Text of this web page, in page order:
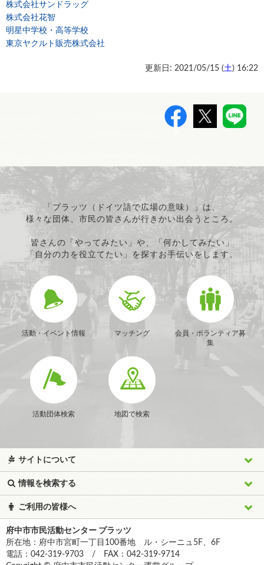
株式会社サンドラッグ
株式会社花智
明星中学校・高等学校
東京ヤクルト販売株式会社
更新日: 2021/05/15 (土) 16:22
「プラッツ（ドイツ語で広場の意味）」は、
様々な団体、市民の皆さんが行きかい出会うところ。
皆さんの「やってみたい」や、「何かしてみたい」
「自分の力を役立てたい」を探すお手伝いをします。
活動・イベント情報 マッチング
会員・ボランティア募
集
活動団体検索 地図で検索
サイトについて
情報を検索する
ご利用の皆様へ
府中市市民活動センター プラッツ
所在地：府中市宮町一丁目100番地 ル・シーニュ5F、6F
電話：042-319-9703 / FAX：042-319-9714